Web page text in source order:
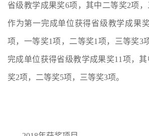
省级教学成果奖6项，其中二等奖2项
作为第一完成单位获得省级教学成果
项，一等奖1项，二等奖1项，三等奖3
完成单位获得省级教学成果奖11项，
奖2项，二等奖5项，三等奖3项。